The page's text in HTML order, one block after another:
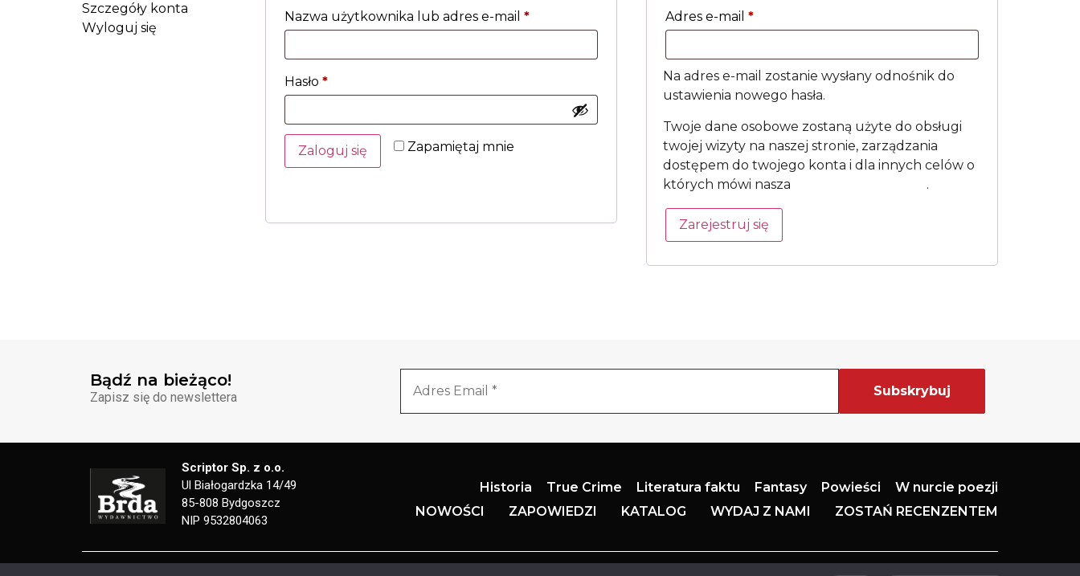
Nazwa użytkownika lub adres e-mail *
Hasło *
Zapamiętaj mnie
Zaloguj się
Adres e-mail*
Na adres e-mail zostanie wysłany odnośnik do
ustawienia nowego hasła.
Twoje dane osobowe zostaną użyte do obsługi
twojej wizyty na naszej stronie, zarządzania
dostępem do twojego konta i dla innych celów o
których mówi nasza
.
Zarejestruj się
Szczegóły konta
Wyloguj się
Bądź na bieżąco!
Zapisz się do newslettera
Scriptor Sp. z o.o.
Ul Białogardzka 14/49
85-808 Bydgoszcz
NIP 9532804063
Historia True Crime Literatura faktu Fantasy Powieści
W nurcie poezji
NOWOŚCI
ZAPOWIEDZI KATALOG WYDAJ Z NAMI ZOSTAŃ RECENZENTEM